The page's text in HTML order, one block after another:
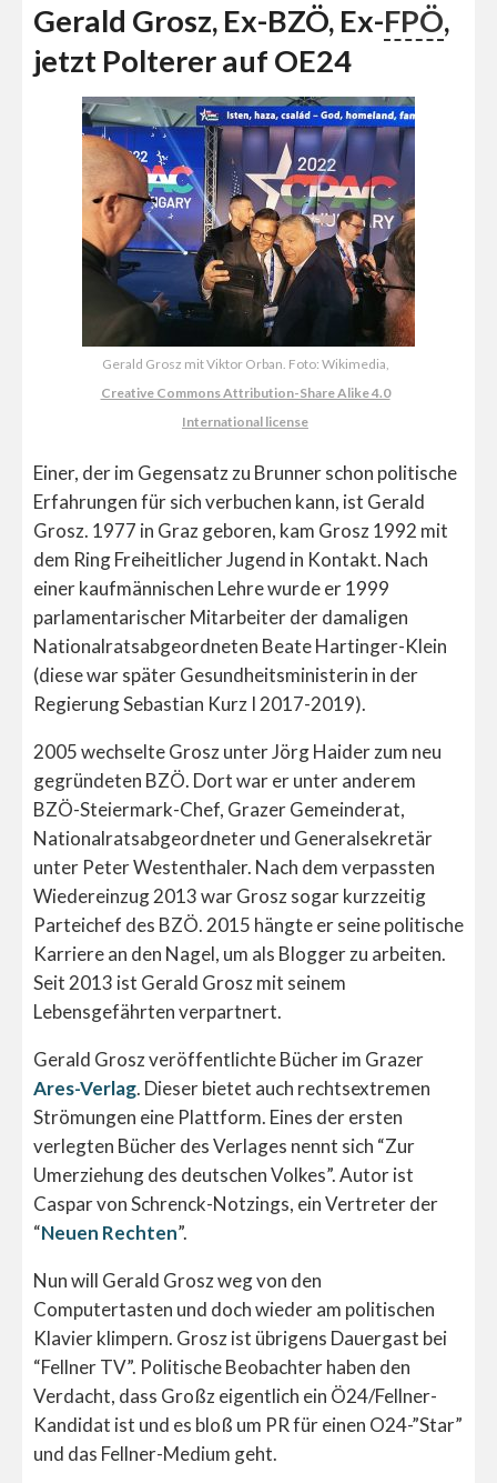
Gerald Grosz, Ex-BZÖ, Ex-FPÖ,
jetzt Polterer auf OE24
Gerald Grosz mit Viktor Orban. Foto: Wikimedia,
Creative Commons Attribution-Share Alike 4.0
International license
Einer, der im Gegensatz zu Brunner schon politische
Erfahrungen für sich verbuchen kann, ist Gerald
Grosz. 1977 in Graz geboren, kam Grosz 1992 mit
dem Ring Freiheitlicher Jugend in Kontakt. Nach
einer kaufmännischen Lehre wurde er 1999
parlamentarischer Mitarbeiter der damaligen
Nationalratsabgeordneten Beate Hartinger-Klein
(diese war später Gesundheitsministerin in der
Regierung Sebastian Kurz I 2017-2019).
2005 wechselte Grosz unter Jörg Haider zum neu
gegründeten BZÖ. Dort war er unter anderem
BZÖ-Steiermark-Chef, Grazer Gemeinderat,
Nationalratsabgeordneter und Generalsekretär
unter Peter Westenthaler. Nach dem verpassten
Wiedereinzug 2013 war Grosz sogar kurzzeitig
Parteichef des BZÖ. 2015 hängte er seine politische
Karriere an den Nagel, um als Blogger zu arbeiten.
Seit 2013 ist Gerald Grosz mit seinem
Lebensgefährten verpartnert.
Gerald Grosz veröffentlichte Bücher im Grazer
Ares-Verlag. Dieser bietet auch rechtsextremen
Strömungen eine Plattform. Eines der ersten
verlegten Bücher des Verlages nennt sich “Zur
Umerziehung des deutschen Volkes”. Autor ist
Caspar von Schrenck-Notzings, ein Vertreter der
“Neuen Rechten”.
Nun will Gerald Grosz weg von den
Computertasten und doch wieder am politischen
Klavier klimpern. Grosz ist übrigens Dauergast bei
“Fellner TV”. Politische Beobachter haben den
Verdacht, dass Großz eigentlich ein Ö24/Fellner-
Kandidat ist und es bloß um PR für einen O24-”Star”
und das Fellner-Medium geht.